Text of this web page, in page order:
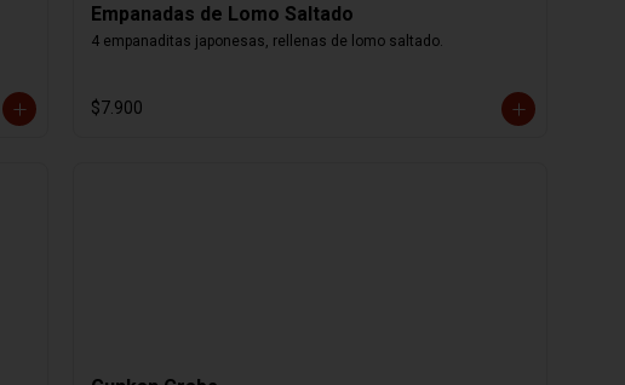
Empanadas de Lomo Saltado
4 empanaditas japonesas, rellenas de lomo saltado.
$7.900